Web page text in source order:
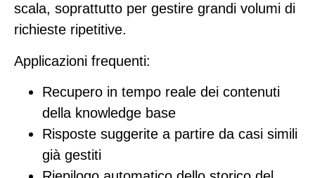
scala, soprattutto per gestire grandi volumi di
richieste ripetitive.
Applicazioni frequenti:
Recupero in tempo reale dei contenuti
della knowledge base
Risposte suggerite a partire da casi simili
già gestiti